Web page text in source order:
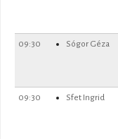
09:30 Sógor Géza
09:30 Sfet Ingrid